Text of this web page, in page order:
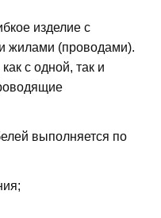
изделие с
жилами (проводами).
с одной, так и
выполняется по